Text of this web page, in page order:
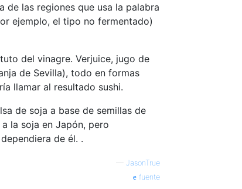
de las regiones que usa la palabra
ejemplo, el tipo no fermentado)
del vinagre. Verjuice, jugo de
de Sevilla), todo en formas
llamar al resultado sushi.
de soja a base de semillas de
la soja en Japón, pero
de él. .
— JasonTrue
fuente